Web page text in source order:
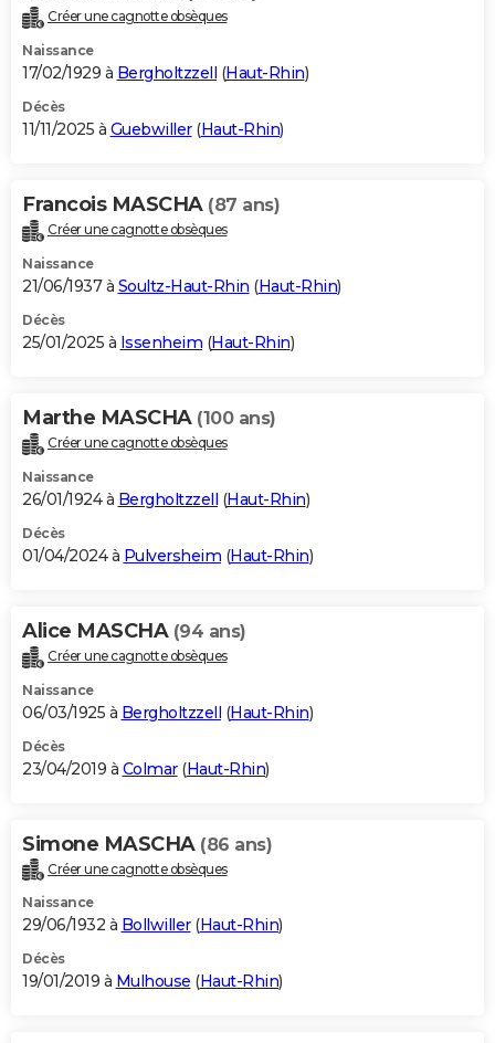
Destinations
City break
Voyage nature
Voyage de noces
Forum
Climat
+PHOTO
GUIDES D'ACHAT
BONS PLANS
Carte de Noël
Carte Bonne année
Carte Saint-Valentin
Carte Pâques
Carte d'anniversaire
DICTIONNAIRE
Dictionnaire
Biographies
Citations
Expressions
Proverbes
PROGRAMME TV
S'inscrire
Se connecter
Lycées
Collèges
Primaires
Universités
Entreprises
Service militaire
Avis de recherche
AVIS DE DÉCÈS
Bricolage
Lifestyle
Culture
Sport
Auto
Television
Voyage
Cinema
Créer une cagnotte obsèques
Naissance
17/02/1929 à Bergholtzzell (Haut-Rhin)
Décès
11/11/2025 à Guebwiller(Haut-Rhin)
Francois MASCHA (87 ans)
Créer une cagnotte obsèques
Naissance
21/06/1937 à Soultz-Haut-Rhin (Haut-Rhin)
Décès
25/01/2025 à Issenheim (Haut-Rhin)
Marthe MASCHA (100 ans)
Créer une cagnotte obsèques
Naissance
26/01/1924 à Bergholtzzell (Haut-Rhin)
Décès
01/04/2024 à Pulversheim (Haut-Rhin)
Alice MASCHA (94 ans)
Créer une cagnotte obsèques
Naissance
06/03/1925 à Bergholtzzell (Haut-Rhin)
Décès
23/04/2019 à Colmar(Haut-Rhin)
Simone MASCHA (86 ans)
Créer une cagnotte obsèques
Naissance
29/06/1932 à Bollwiller(Haut-Rhin)
Décès
19/01/2019 à Mulhouse (Haut-Rhin)